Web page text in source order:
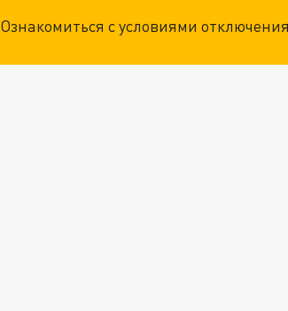
Ознакомиться с условиями